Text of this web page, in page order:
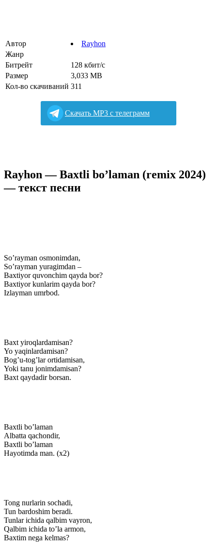
Автор
Rayhon
Жанр
Битрейт
128 кбит/с
Размер
3,033 MB
Кол-во скачиваний 311
Cкачать MP3 с телеграмм
Rayhon — Baxtli bo’laman (remix 2024)
— текст песни
So’rayman osmonimdan,
So’rayman yuragimdan –
Baxtiyor quvonchim qayda bor?
Baxtiyor kunlarim qayda bor?
Izlayman umrbod.
Baxt yiroqlardamisan?
Yo yaqinlardamisan?
Bog’u-tog’lar ortidamisan,
Yoki tanu jonimdamisan?
Baxt qaydadir borsan.
Baxtli bo’laman
Albatta qachondir,
Baxtli bo’laman
Hayotimda man. (x2)
Tong nurlarin sochadi,
Tun bardoshim beradi.
Tunlar ichida qalbim vayron,
Qalbim ichida to’la armon,
Baxtim nega kelmas?